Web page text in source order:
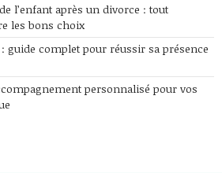
l’enfant après un divorce : tout
les bons choix
guide complet pour réussir sa présence
personnalisé pour vos